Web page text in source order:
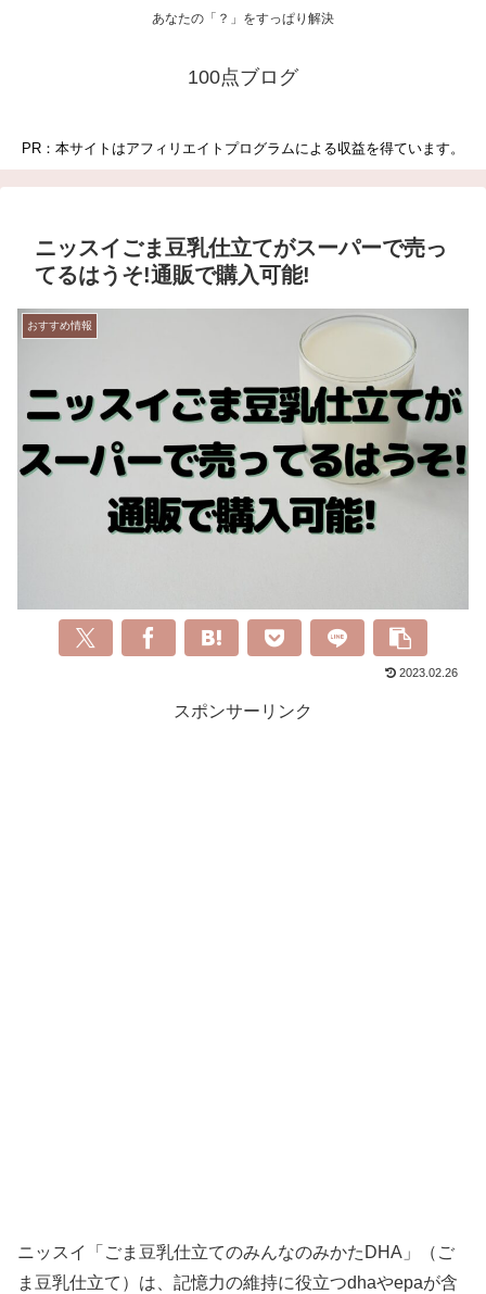
あなたの「？」をすっぱり解決
100点ブログ
PR：本サイトはアフィリエイトプログラムによる収益を得ています。
ニッスイごま豆乳仕立てがスーパーで売っ
てるはうそ!通販で購入可能!
おすすめ情報
2023.02.26
スポンサーリンク
ニッスイ「ごま豆乳仕立てのみんなのみかたDHA」（ご
ま豆乳仕立て）は、記憶力の維持に役立つdhaやepaが含